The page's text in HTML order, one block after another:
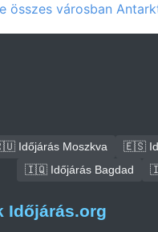
összes városban
Időjárás Moszkva 🇪🇸
🇮🇶 Időjárás Bagdad
Időjárás.org